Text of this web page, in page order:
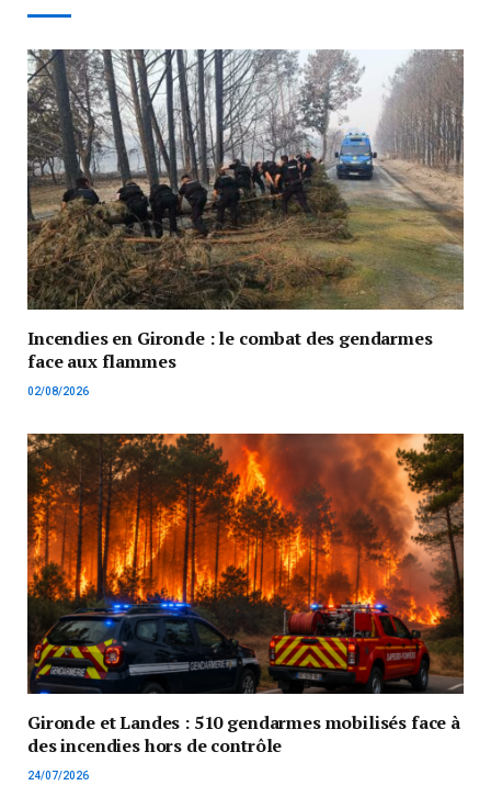
Incendies en Gironde : le combat des gendarmes
face aux flammes
02/08/2026
Gironde et Landes : 510 gendarmes mobilisés face à
des incendies hors de contrôle
24/07/2026